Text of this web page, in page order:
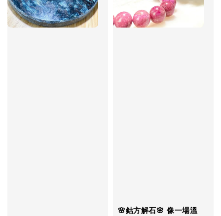
🌸鈷方解石🌸 像一場溫